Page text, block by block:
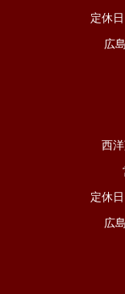
定休
広
西
定休
広